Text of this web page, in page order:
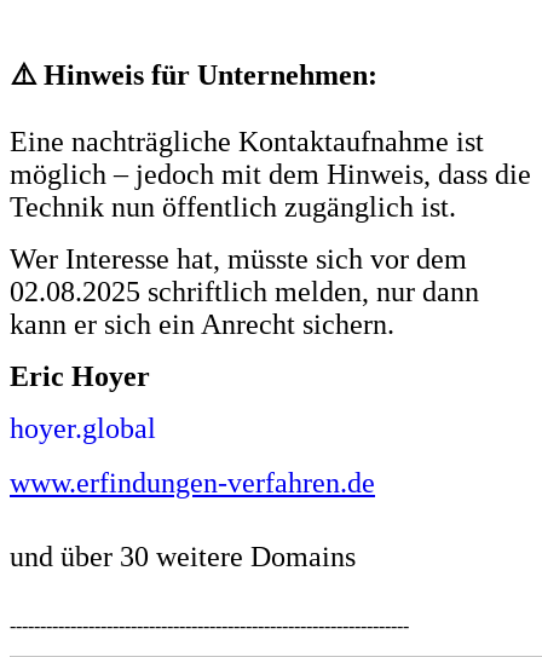
⚠️ Hinweis für Unternehmen:
Eine nachträgliche Kontaktaufnahme ist
möglich – jedoch mit dem Hinweis, dass die
Technik nun öffentlich zugänglich ist.
Wer Interesse hat, müsste sich vor dem
02.08.2025 schriftlich melden, nur dann
kann er sich ein Anrecht sichern.
Eric Hoyer
hoyer.global
www.erfindungen-verfahren.de
und über 30 weitere Domains
------------------------------------------------------------------